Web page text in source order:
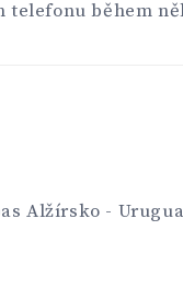
telefonu během
Alžírsko -